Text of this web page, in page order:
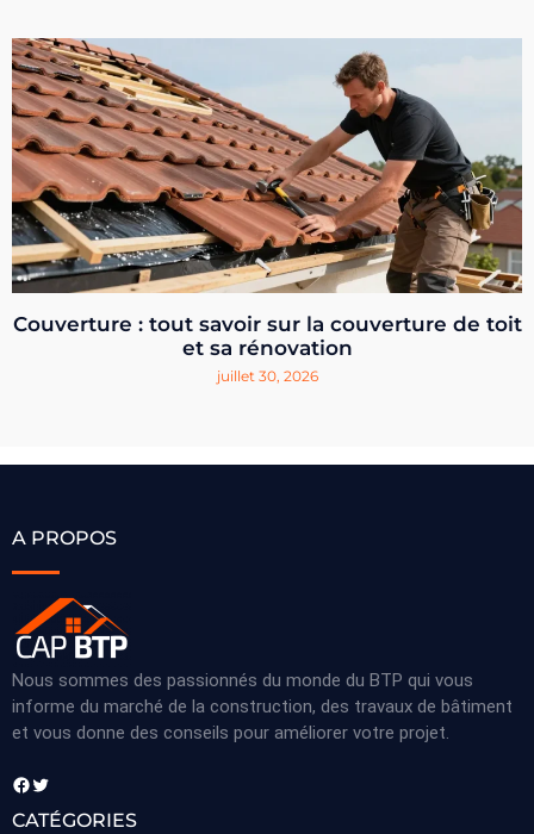
Couverture : tout savoir sur la couverture de toit
et sa rénovation
juillet 30, 2026
A PROPOS
Nous sommes des passionnés du monde du BTP qui vous
informe du marché de la construction, des travaux de bâtiment
et vous donne des conseils pour améliorer votre projet.
Facebook Twitter
CATÉGORIES